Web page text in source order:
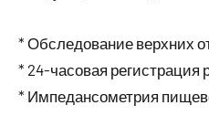
* Обследование верхних
* 24-часовая
* Импедансометрия